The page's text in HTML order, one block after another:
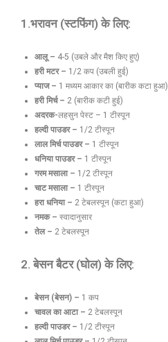
1.भरावन (स्टफिंग) के लिए:
आलू – 4-5 (उबले और मैश किए हुए)
हरी मटर – 1/2 कप (उबली हुई)
प्याज – 1 मध्यम आकार का (बारीक कटा हुआ)
हरी मिर्च – 2 (बारीक कटी हुई)
अदरक-लहसुन पेस्ट – 1 टीस्पून
हल्दी पाउडर – 1/2 टीस्पून
लाल मिर्च पाउडर – 1 टीस्पून
धनिया पाउडर – 1 टीस्पून
गरम मसाला – 1/2 टीस्पून
चाट मसाला – 1 टीस्पून
हरा धनिया – 2 टेबलस्पून (कटा हुआ)
नमक – स्वादानुसार
तेल – 2 टेबलस्पून
2. बेसन बैटर (घोल) के लिए:
बेसन (बेसन) – 1 कप
चावल का आटा – 2 टेबलस्पून
हल्दी पाउडर – 1/2 टीस्पून